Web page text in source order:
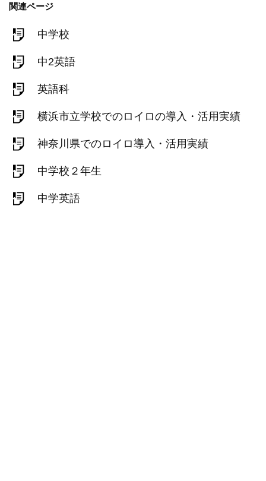
関連ページ
中学校
中2英語
英語科
横浜市立学校でのロイロの導入・活用実績
神奈川県でのロイロ導入・活用実績
中学校２年生
中学英語